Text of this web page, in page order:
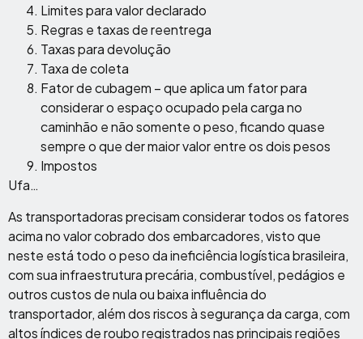
Limites para valor declarado
Regras e taxas de reentrega
Taxas para devolução
Taxa de coleta
Fator de cubagem – que aplica um fator para
considerar o espaço ocupado pela carga no
caminhão e não somente o peso, ficando quase
sempre o que der maior valor entre os dois pesos
Impostos
Ufa…
As transportadoras precisam considerar todos os fatores
acima no valor cobrado dos embarcadores, visto que
neste está todo o peso da ineficiência logística brasileira,
com sua infraestrutura precária, combustível, pedágios e
outros custos de nula ou baixa influência do
transportador, além dos riscos à segurança da carga, com
altos índices de roubo registrados nas principais regiões